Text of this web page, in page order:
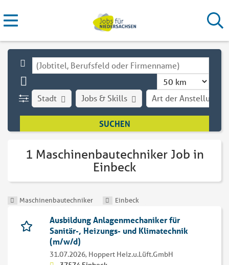
Stadt Art der Anstellung
Jobs & Skills
1 Maschinenbautechniker Job in
Einbeck
Maschinenbautechniker Einbeck
Ausbildung Anlagenmechaniker für
Sanitär-, Heizungs- und Klimatechnik
(m/w/d)
31.07.2026, Hoppert Heiz.u.Lüft.GmbH